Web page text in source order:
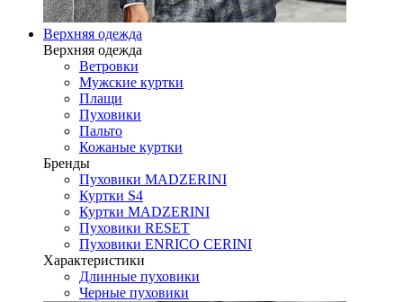
Верхняя одежда
Верхняя одежда
Ветровки
Мужские куртки
Плащи
Пуховики
Пальто
Кожаные куртки
Бренды
Пуховики MADZERINI
Куртки S4
Куртки MADZERINI
Пуховики RESET
Пуховики ENRICO CERINI
Характеристики
Длинные пуховики
Черные пуховики